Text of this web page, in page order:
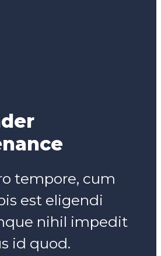
tempore, cum
est eligendi
nihil impedit
id quod.